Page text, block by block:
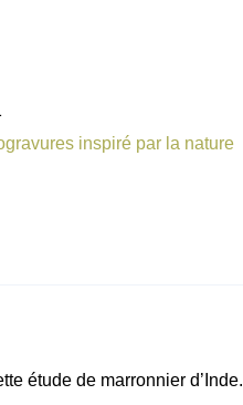
inspiré par la nature
étude de marronnier d’Inde.